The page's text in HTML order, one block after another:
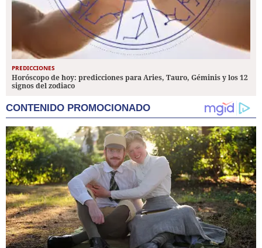
PREDICCIONES
Horóscopo de hoy: predicciones para Aries, Tauro, Géminis y los 12
signos del zodiaco
CONTENIDO PROMOCIONADO